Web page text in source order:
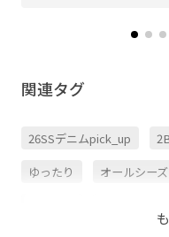
関連タグ
26SSデニムpick_up
ゆったり オールシー